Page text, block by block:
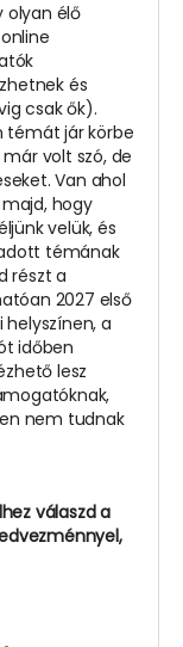
olyan élő
és
csak ők).
témát jár körbe
volt szó, de
Van ahol
hogy
velük, és
témának
részt a
2027 első
a
időben
lesz
nem tudnak
válaszd a